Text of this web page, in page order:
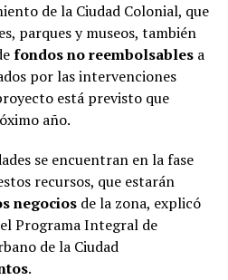
de la Ciudad Colonial, que
parques y museos, también
fondos no reembolsablesa
por las intervenciones
está previsto que
año.
se encuentran en la fase
recursos, que estarán
negociosde la zona, explicó
Programa Integral de
de la Ciudad
.